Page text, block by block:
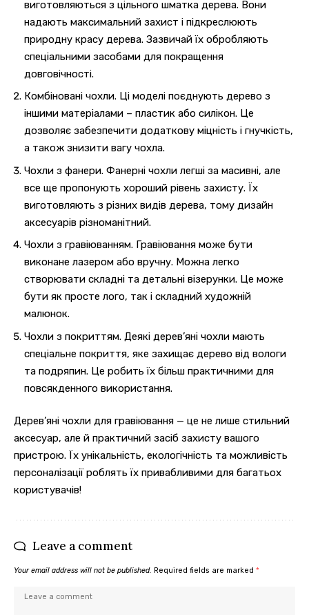
виготовляються з цільного шматка дерева. Вони
надають максимальний захист і підкреслюють
природну красу дерева. Зазвичай їх обробляють
спеціальними засобами для покращення
довговічності.
Комбіновані чохли. Ці моделі поєднують дерево з
іншими матеріалами – пластик або силікон. Це
дозволяє забезпечити додаткову міцність і гнучкість,
а також знизити вагу чохла.
Чохли з фанери. Фанерні чохли легші за масивні, але
все ще пропонують хороший рівень захисту. Їх
виготовляють з різних видів дерева, тому дизайн
аксесуарів різноманітний.
Чохли з гравіюванням. Гравіювання може бути
виконане лазером або вручну. Можна легко
створювати складні та детальні візерунки. Це може
бути як просте лого, так і складний художній
малюнок.
Чохли з покриттям. Деякі дерев’яні чохли мають
спеціальне покриття, яке захищає дерево від вологи
та подряпин. Це робить їх більш практичними для
повсякденного використання.
Дерев’яні чохли для гравіювання — це не лише стильний
аксесуар, але й практичний засіб захисту вашого
пристрою. Їх унікальність, екологічність та можливість
персоналізації роблять їх привабливими для багатьох
користувачів!
Leave a comment
Your email address will not be published. Required fields are marked *